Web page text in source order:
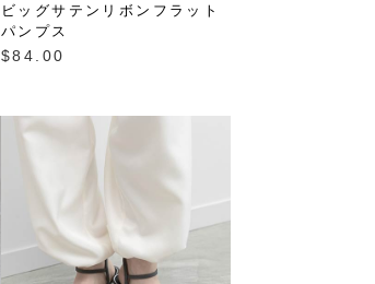
ビッグサテンリボンフラット
パンプス
$‌84.00